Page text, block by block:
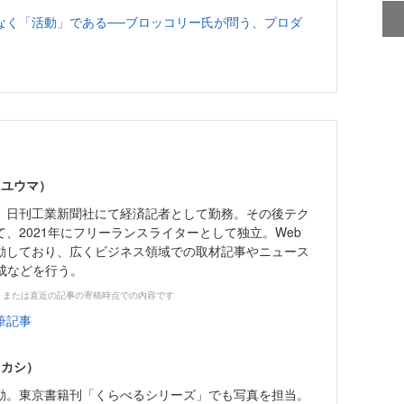
「活動」である──ブロッコリー氏が問う、プロダ
ウマ）
刊工業新聞社にて経済記者として勤務。その後テク
、2021年にフリーランスライターとして独立。Web
ており、広くビジネス領域での取材記事やニュース
どを行う。
たは直近の記事の寄稿時点での内容です
記事
シ）
東京書籍刊「くらべるシリーズ」でも写真を担当。